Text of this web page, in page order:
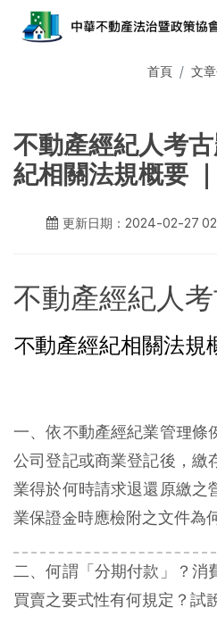
首頁 文
不動產經紀人考
紀相關法規概要
更新日期：2024-02-27
不動產經紀人
不動產經紀相關法規
一、依不動產經紀業管理條
公司登記或商業登記後，繳
業得於何時請求退還原繳之
業保證金時應檢附之文件為
二、何謂「分期付款」？消
買賣之要式性有何規定？試